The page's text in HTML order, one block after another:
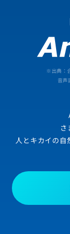
※出典：
音声
さ
人とキカイの自